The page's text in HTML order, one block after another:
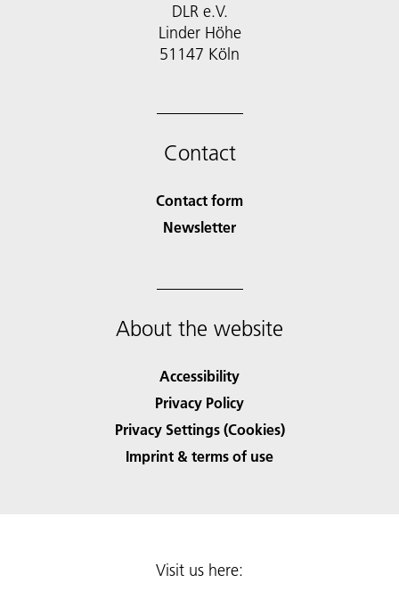
DLR e.V.
Linder Höhe
51147 Köln
Contact
Contact form
Newsletter
About the website
Accessibility
Privacy Policy
Privacy Settings (Cookies)
Imprint & terms of use
Visit us here: